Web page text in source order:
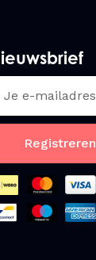
Registreren